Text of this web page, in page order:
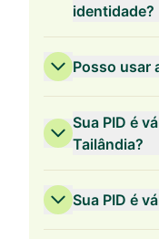
identidade?
Posso usar
Sua PID é
Tailândia?
Sua PID é